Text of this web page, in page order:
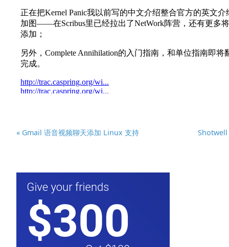
« Gmail 语音视频聊天添加 Linux 支持 Shotwell